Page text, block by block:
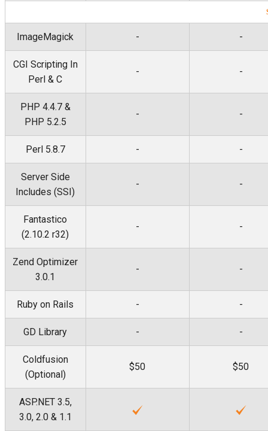
ImageMagick - -
CGI Scripting In
Perl & C
- -
PHP 4.4.7 &
PHP 5.2.5
- -
Perl 5.8.7 - -
Server Side
Includes (SSI)
- -
Fantastico
(2.10.2 r32)
- -
Zend Optimizer
3.0.1
- -
Ruby on Rails - -
GD Library - -
Coldfusion
(Optional)
$50 $50
ASP.NET 3.5,
3.0, 2.0 & 1.1